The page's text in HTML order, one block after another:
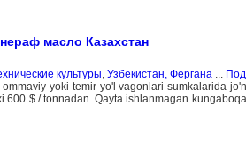
масло Казахстан
культуры, Узбекистан, Фергана...
yoki temir yo'l vagonlari sumkalarida
600 $ / tonnadan. Qayta ishlanmagan